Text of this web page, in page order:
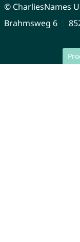
© CharliesNames
Brahmsweg 6